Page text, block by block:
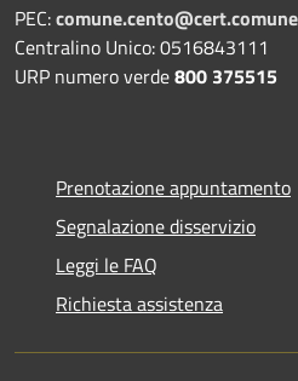
PEC:
Centralino Unico: 0516843111
URP numero verde800 375515
Prenotazione appuntamento
Segnalazione disservizio
Leggi le FAQ
Richiesta assistenza